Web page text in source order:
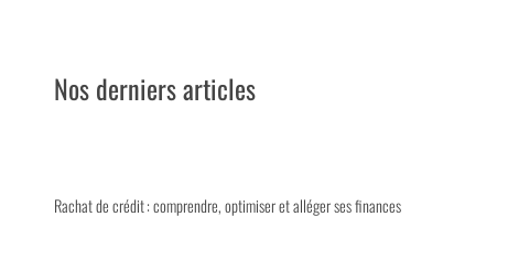
Nos derniers articles
Rachat de crédit : comprendre, optimiser et alléger ses finances